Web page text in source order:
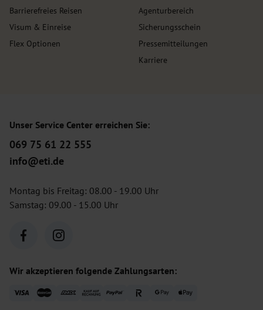
Barrierefreies Reisen
Visum & Einreise
Flex Optionen
Agenturbereich
Sicherungsschein
Pressemitteilungen
Karriere
Unser Service Center erreichen Sie:
069 75 61 22 555
info@eti.de
Montag bis Freitag: 08.00 - 19.00 Uhr
Samstag: 09.00 - 15.00 Uhr
Wir akzeptieren folgende Zahlungsarten: